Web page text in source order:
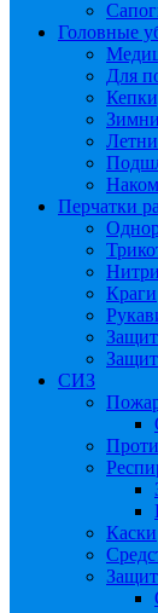
Головные
Для
Перчатки
Краги
СИЗ
Каски